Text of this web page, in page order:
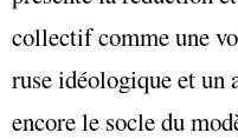
collectif comme une
ruse idéologique et un
encore le socle du